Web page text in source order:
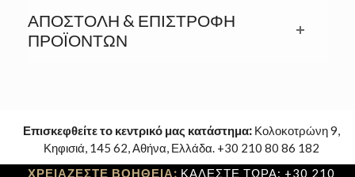
ΑΠΟΣΤΟΛΉ & ΕΠΙΣΤΡΟΦΉ
ΠΡΟΪΟΝΤΩΝ
Επισκεφθείτε το κεντρικό μας κατάστημα: Κολοκοτρώνη 9,
Κηφισιά, 145 62, Αθήνα, Ελλάδα. +30 210 80 86 182
ΧΡΕΙΑΖΕΣΤΕ ΒΟΗΘΕΙΑ; ΚΑΛΕΣΤΕ ΤΩΡΑ: +30 210